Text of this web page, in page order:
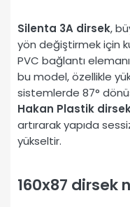
Silenta 3A dirsek,
yön değiştirmek için
PVC bağlantı
bu model, özellikle
sistemlerde 87°
Hakan Plastik
artırarak yapıda
yükseltir.
160x87 dirsek